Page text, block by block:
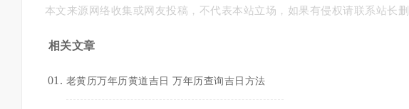
本文来源网络收集或网友投稿，不代表本站立场，如果有侵权请联系站长
相关文章
老黄历万年历黄道吉日 万年历查询吉日方法